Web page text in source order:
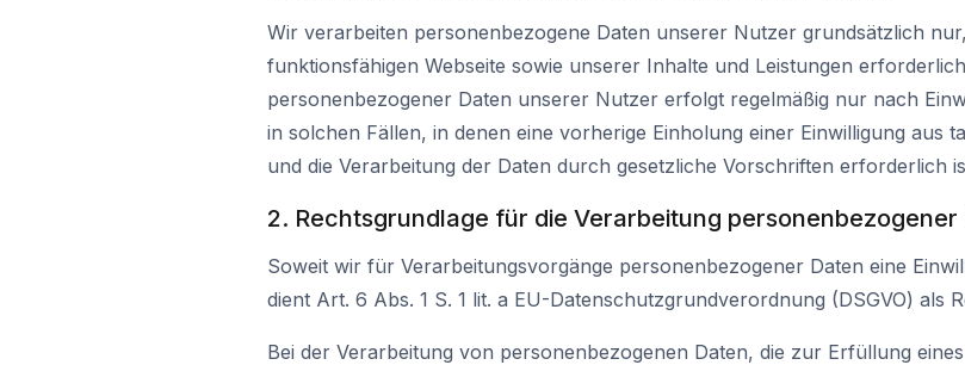
Wir verarbeiten personenbezogene Daten unserer Nutzer grundsätzlich
funktionsfähigen Webseite sowie unserer Inhalte und Leistungen
personenbezogener Daten unserer Nutzer erfolgt regelmäßig nur nach
in solchen Fällen, in denen eine vorherige Einholung einer Einwilligung aus
und die Verarbeitung der Daten durch gesetzliche Vorschriften erforderlich
2. Rechtsgrundlage für die Verarbeitung personenbezogener
Soweit wir für Verarbeitungsvorgänge personenbezogener Daten eine
dient Art. 6 Abs. 1 S. 1 lit. a EU-Datenschutzgrundverordnung (DSGVO) als
Bei der Verarbeitung von personenbezogenen Daten, die zur Erfüllung